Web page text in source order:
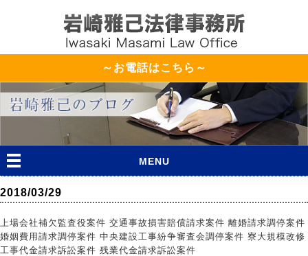
～お電話はこちら～
MENU
2018/03/29
上場会社補欠監査役案件 交通事故損害賠償請求案件 離婚請求調停案件
婚姻費用請求調停案件 中央建設工事紛争審査会調停案件 寮大規模改修
工事代金請求訴訟案件 残業代金請求訴訟案件